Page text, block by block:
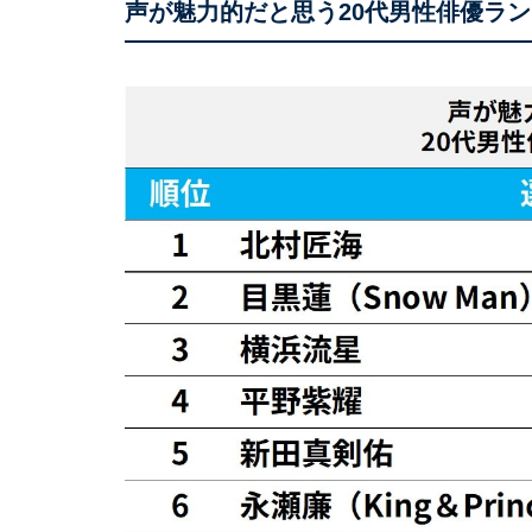
声が魅力的だと思う20代男性俳優ラ